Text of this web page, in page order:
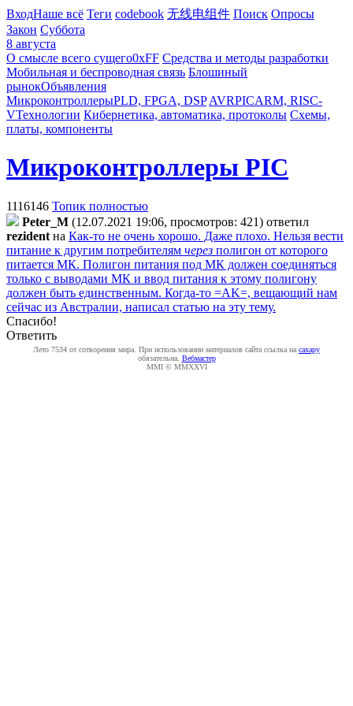
ВходНаше всё Теги codebook 无线电组件 Поиск Опросы
Закон Суббота
8 августа
О смысле всего сущего0xFF Средства и методы разработки
Мобильная и беспроводная связь Блошиный
рынокОбъявления
МикроконтроллерыPLD, FPGA, DSP AVRPICARM, RISC-
VТехнологии Кибернетика, автоматика, протоколы Схемы,
платы, компоненты
Микроконтроллеры PIC
1116146 Топик полностью
Peter_M (12.07.2021 19:06, просмотров: 421) ответил
rezident на Как-то не очень хорошо. Даже плохо. Нельзя вести
питание к другим потребителям через полигон от которого
питается МК. Полигон питания под МК должен соединяться
только с выводами МК и ввод питания к этому полигону
должен быть единственным. Когда-то =AK=, вещающий нам
сейчас из Австралии, написал статью на эту тему.
Спасибо!
Ответить
Лето 7534 от сотворения мира. При использовании материалов сайта ссылка на caxapу
обязательна. Вебмастер
MMI © MMXXVI